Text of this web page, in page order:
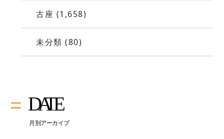
古座 (1,658)
未分類 (80)